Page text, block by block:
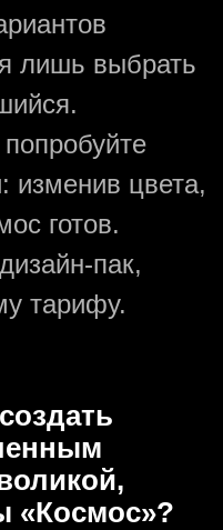
лишь выбрать
изменив цвета,
готов.
пак,
тарифу.
«Космос»?